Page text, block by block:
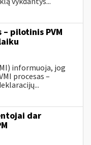
pilotinis PVM
informuoja, jog
procesas –
dar